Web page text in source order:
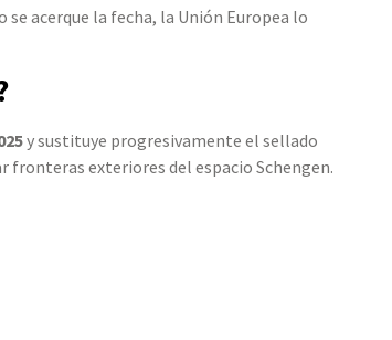
acerque la fecha, la Unión Europea lo
y sustituye progresivamente el sellado
exteriores del espacio Schengen.